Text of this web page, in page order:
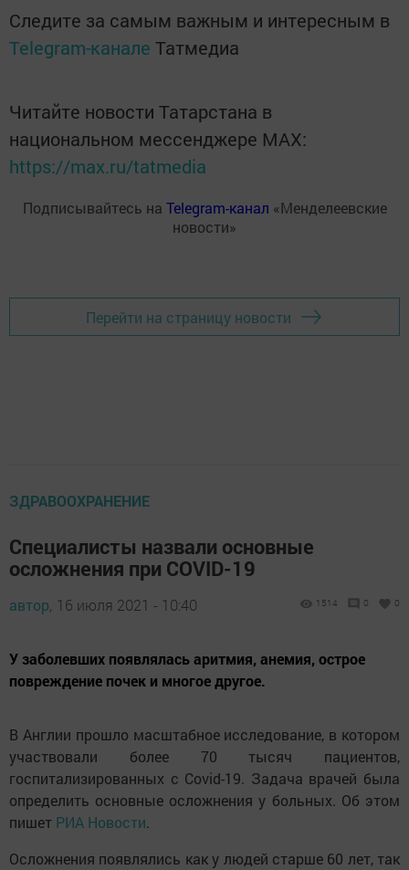
Следите за самым важным и интересным в
Telegram-канале Татмедиа
Читайте новости Татарстана в
национальном мессенджере MАХ:
https://max.ru/tatmedia
Подписывайтесь на Telegram-канал «Менделеевские
новости»
Перейти на страницу новости
ЗДРАВООХРАНЕНИЕ
Специалисты назвали основные
осложнения при COVID-19
автор, 16 июля 2021 - 10:40 1514 0 0
У заболевших появлялась аритмия, анемия, острое
повреждение почек и многое другое.
В Англии прошло масштабное исследование, в котором
участвовали более 70 тысяч пациентов,
госпитализированных с Covid-19. Задача врачей была
определить основные осложнения у больных. Об этом
пишет РИА Новости.
Осложнения появлялись как у людей старше 60 лет, так